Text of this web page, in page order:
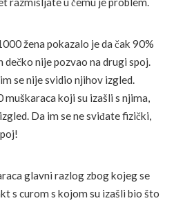
žena pokazalo je da čak 90%
nije pozvao na drugi spoj.
se nije svidio njihov izgled.
koji su izašli s njima,
Da im se ne sviđate fizički,
glavni razlog zbog kojeg se
s curom s kojom su izašli bio što